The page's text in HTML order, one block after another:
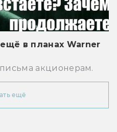
в планах Warner
акционерам.
ещё